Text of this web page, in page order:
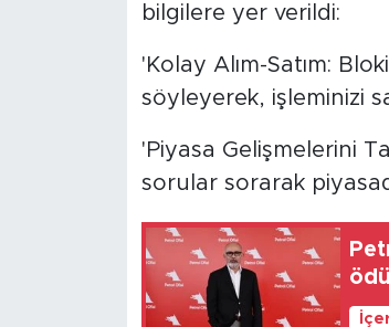
bilgilere yer verildi:
'Kolay Alım-Satım:
söyleyerek, işleminizi
'Piyasa Gelişmelerini
sorular sorarak